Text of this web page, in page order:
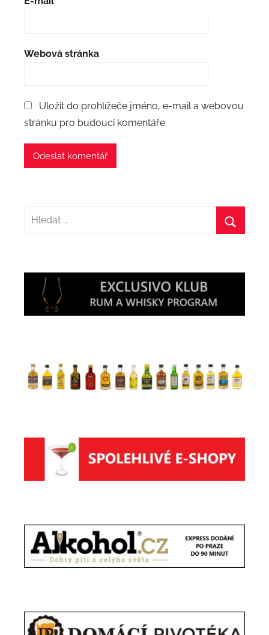
Webová stránka
Uložit do prohlížeče jméno, e-mail a webovou
stránku pro budoucí komentáře.
Hledat: